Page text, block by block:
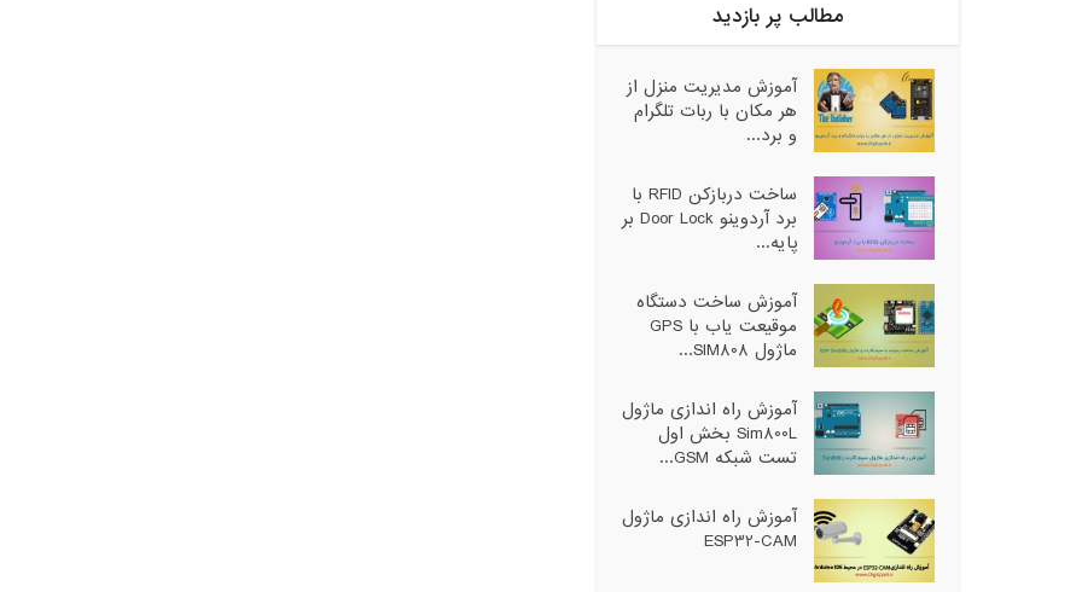
مطالب پر بازدید
آموزش مدیریت منزل از
هر مکان با ربات تلگرام
و برد...
ساخت دربازکن RFID با
برد آردوینو Door Lock بر
پایه...
آموزش ساخت دستگاه
موقیعت یاب با GPS
ماژول SIM808...
آموزش راه اندازی ماژول
Sim800L بخش اول
تست شبکه GSM...
آموزش راه اندازی ماژول
ESP32-CAM